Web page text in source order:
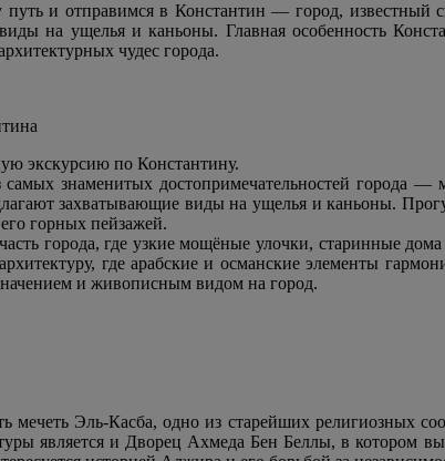
и отправимся в Константин — город,
виды на ущелья и каньоны. Главная особенность
чудес города.
экскурсию по Константину.
самых знаменитых достопримечательностей
захватывающие виды на ущелья и каньоны.
горных пейзажей.
города, где узкие мощёные улочки, старинные
где арабские и османские элементы
и живописным видом на город.
мечеть Эль-Касба, одно из старейших религиозных
является и Дворец Ахмеда Бен Беллы, в котором